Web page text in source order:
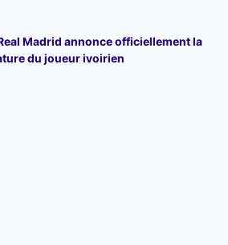
Madrid annonce officiellement la
du joueur ivoirien